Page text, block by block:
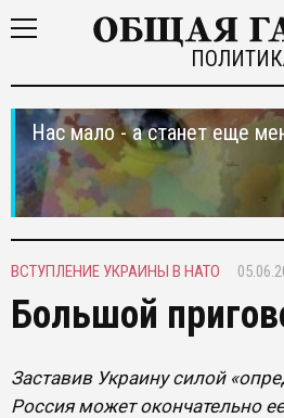
Нас мало - а станет еще
ВСТУПЛЕНИЕ УКРАИНЫ В НАТО
Большой
Заставив Украину силой
Россия может окончательно